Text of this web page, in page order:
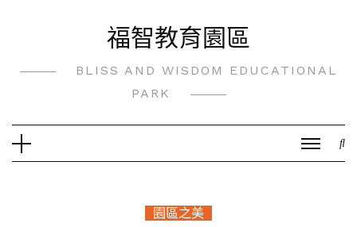
福智教育園區
BLISS AND WISDOM EDUCATIONAL
PARK
園區之美